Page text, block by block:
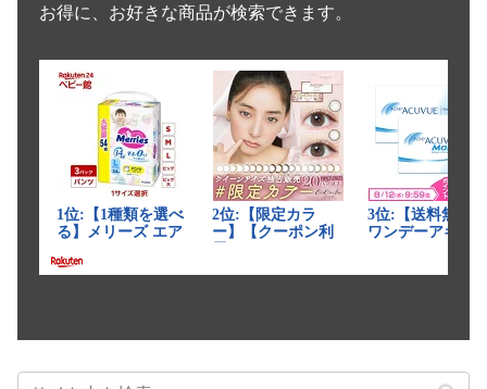
お得に、お好きな商品が検索できます。